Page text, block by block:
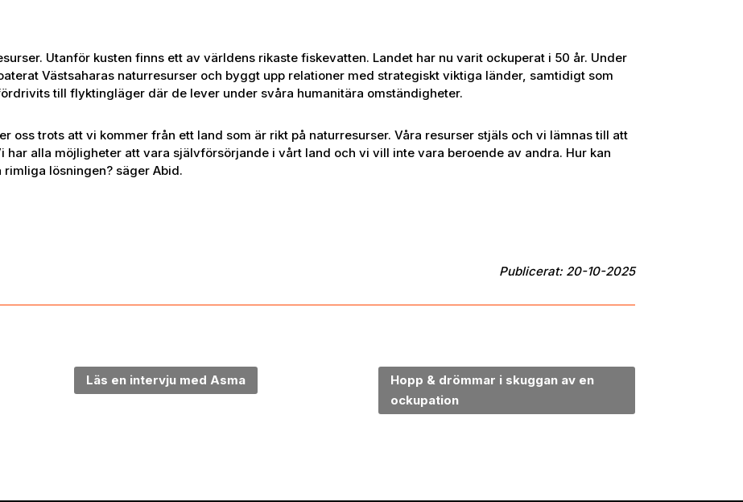
Utanför kusten finns ett av världens rikaste fiskevatten. Landet har nu varit ockuperat i 50 år. Under
Västsaharas naturresurser och byggt upp relationer med strategiskt viktiga länder, samtidigt som
till flyktingläger där de lever under svåra humanitära omständigheter.
oss trots att vi kommer från ett land som är rikt på naturresurser. Våra resurser stjäls och vi lämnas till att
har alla möjligheter att vara självförsörjande i vårt land och vi vill inte vara beroende av andra. Hur kan
lösningen? säger Abid.
Publicerat: 20-10-2025
Läs en intervju med Asma
Hopp & drömmar i skuggan av en
ockupation